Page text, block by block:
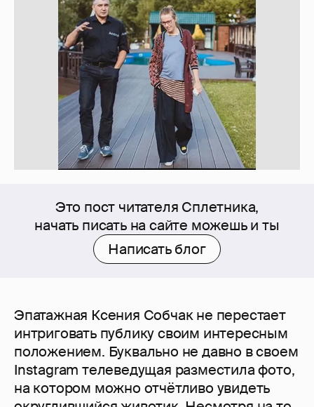
Это пост читателя Сплетника,
начать писать на сайте можешь и ты
Написать блог
Эпатажная Ксения Собчак не перестает
интриговать публику своим интересным
положением. Буквально не давно в своем
Instagram телеведущая разместила фото,
на котором можно отчётливо увидеть